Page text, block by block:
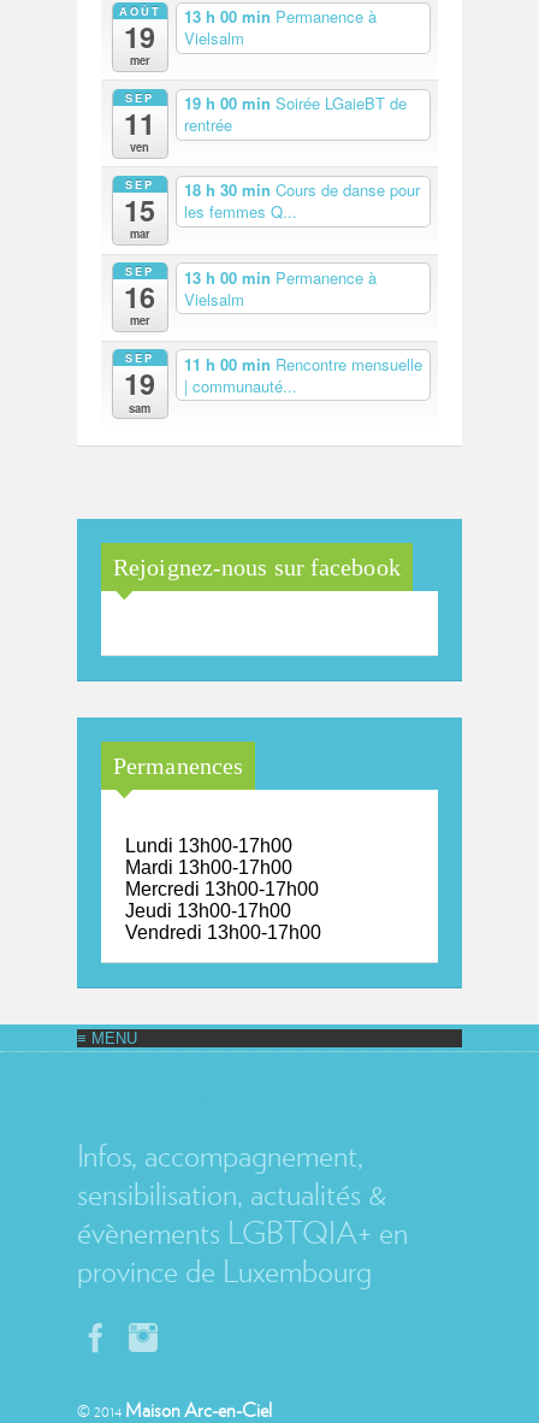
AOÛT
19
mer
13 h 00 min Permanence à
Vielsalm
SEP
11
ven
19 h 00 min Soirée LGaieBT de
rentrée
SEP
15
mar
18 h 30 min Cours de danse pour
les femmes Q...
SEP
16
mer
13 h 00 min Permanence à
Vielsalm
SEP
19
sam
11 h 00 min Rencontre mensuelle
| communauté...
Rejoignez-nous sur facebook
Permanences
Lundi 13h00-17h00
Mardi 13h00-17h00
Mercredi 13h00-17h00
Jeudi 13h00-17h00
Vendredi 13h00-17h00
Infos, accompagnement,
sensibilisation, actualités &
évènements LGBTQIA+ en
province de Luxembourg
© 2014 Maison Arc-en-Ciel